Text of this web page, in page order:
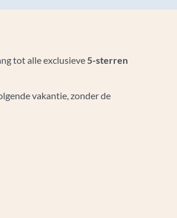
tot alle exclusieve5-sterren
vakantie, zonder de